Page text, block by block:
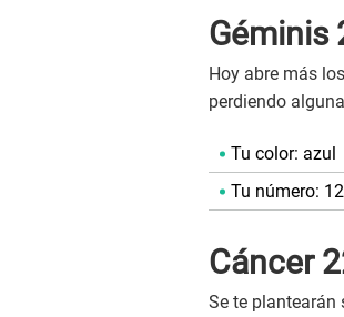
Géminis
Hoy abre más
perdiendo
Tu color: azul
Tu número: 12
Cáncer
Se te plantearán